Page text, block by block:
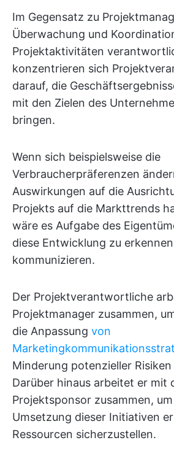
Im Gegensatz zu
Überwachung und
Projektaktivitäten
konzentrieren sich
darauf, die
mit den Zielen des
bringen.
Wenn sich beispielsweise die
Verbraucherpräferenzen
Auswirkungen auf die
Projekts auf die Markttrends
wäre es Aufgabe des
diese Entwicklung zu
kommunizieren.
Der Projektverantwortliche
Projektmanager zusammen,
die Anpassung von
Minderung potenzieller
Darüber hinaus arbeitet er mit
Projektsponsor zusammen,
Umsetzung dieser Initiativen
Ressourcen sicherzustellen.